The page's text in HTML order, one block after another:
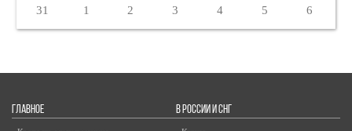
31 1 2 3 4 5 6
ГЛАВНОЕ В РОССИИ И СНГ